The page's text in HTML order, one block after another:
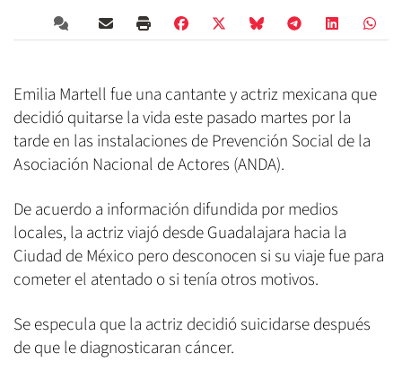
Emilia Martell fue una cantante y actriz mexicana que
decidió quitarse la vida este pasado martes por la
tarde en las instalaciones de Prevención Social de la
Asociación Nacional de Actores (ANDA).
De acuerdo a información difundida por medios
locales, la actriz viajó desde Guadalajara hacia la
Ciudad de México pero desconocen si su viaje fue para
cometer el atentado o si tenía otros motivos.
Se especula que la actriz decidió suicidarse después
de que le diagnosticaran cáncer.